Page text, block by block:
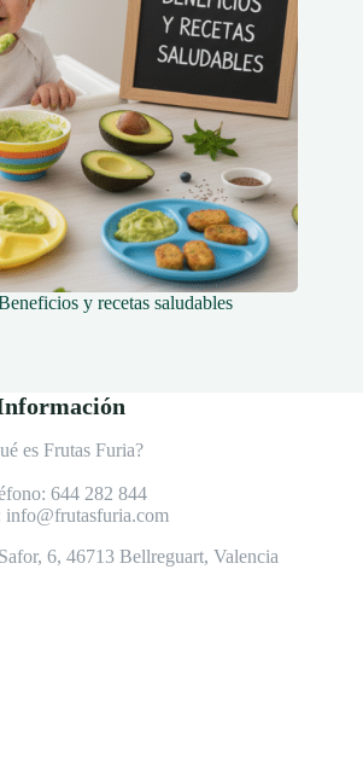
y recetas saludables
es Frutas Furia?
644 282 844
info@frutasfuria.com
6, 46713 Bellreguart, Valencia